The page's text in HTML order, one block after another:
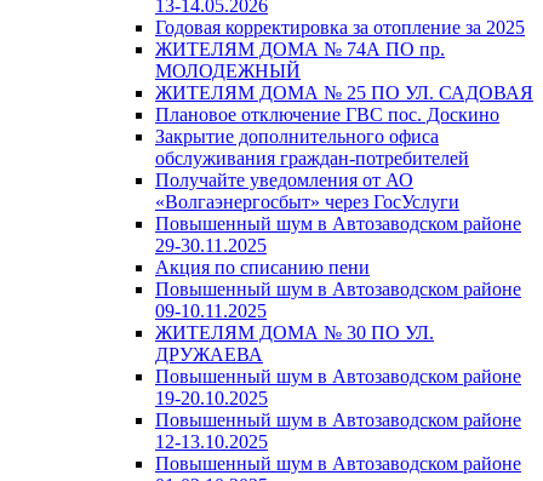
13-14.05.2026
Годовая корректировка за отопление за 2025
ЖИТЕЛЯМ ДОМА № 74А ПО пр.
МОЛОДЕЖНЫЙ
ЖИТЕЛЯМ ДОМА № 25 ПО УЛ. САДОВАЯ
Плановое отключение ГВС пос. Доскино
Закрытие дополнительного офиса
обслуживания граждан-потребителей
Получайте уведомления от АО
«Волгаэнергосбыт» через ГосУслуги
Повышенный шум в Автозаводском районе
29-30.11.2025
Акция по списанию пени
Повышенный шум в Автозаводском районе
09-10.11.2025
ЖИТЕЛЯМ ДОМА № 30 ПО УЛ.
ДРУЖАЕВА
Повышенный шум в Автозаводском районе
19-20.10.2025
Повышенный шум в Автозаводском районе
12-13.10.2025
Повышенный шум в Автозаводском районе